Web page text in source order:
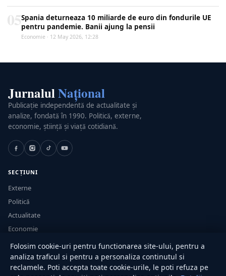
Spania deturneaza 10 miliarde de euro din fondurile UE
pentru pandemie. Banii ajung la pensii
Economie · 12 May 2026, 12:28
JurnalulNațional
Publicație independentă de actualitate și
analize, fondată în 1990. Politică, externe,
economie, știință și viață cotidiană.
SECȚIUNI
Externe
Politică
Actualitate
Economie
Sănătate
Utile
Folosim cookie-uri pentru functionarea site-ului, pentru a
analiza traficul si pentru a personaliza continutul si
reclamele. Poti accepta toate cookie-urile, le poti refuza pe